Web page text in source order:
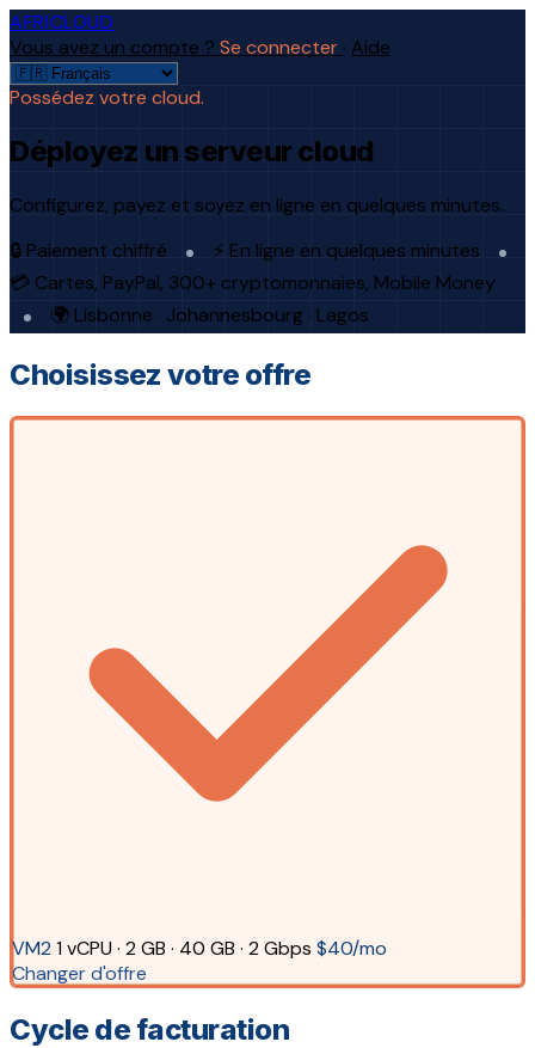
AFRICLOUD
Vous avez un compte ? Se connecter · Aide
Possédez votre cloud.
Déployez un serveur cloud
Configurez, payez et soyez en ligne en quelques minutes.
🔒 Paiement chiffré
⚡ En ligne en quelques minutes
💳 Cartes, PayPal, 300+ cryptomonnaies, Mobile Money
🌍 Lisbonne · Johannesbourg · Lagos
Choisissez votre offre
VM2 1 vCPU · 2 GB · 40 GB · 2 Gbps $40/mo
Changer d'offre
Cycle de facturation